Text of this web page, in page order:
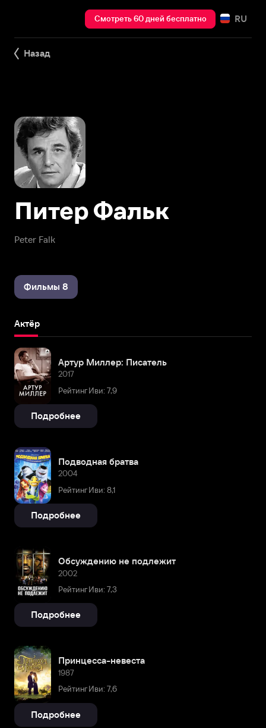
Смотреть 60 дней бесплатно RU
Назад
Peter Falk
Питер Фальк
Фильмы 8
Актёр
Артур Миллер: Писатель
2017
Рейтинг Иви: 7,9
Подробнее
Подводная братва
2004
Рейтинг Иви: 8,1
Подробнее
Обсуждению не подлежит
2002
Рейтинг Иви: 7,3
Подробнее
Принцесса-невеста
1987
Рейтинг Иви: 7,6
Подробнее